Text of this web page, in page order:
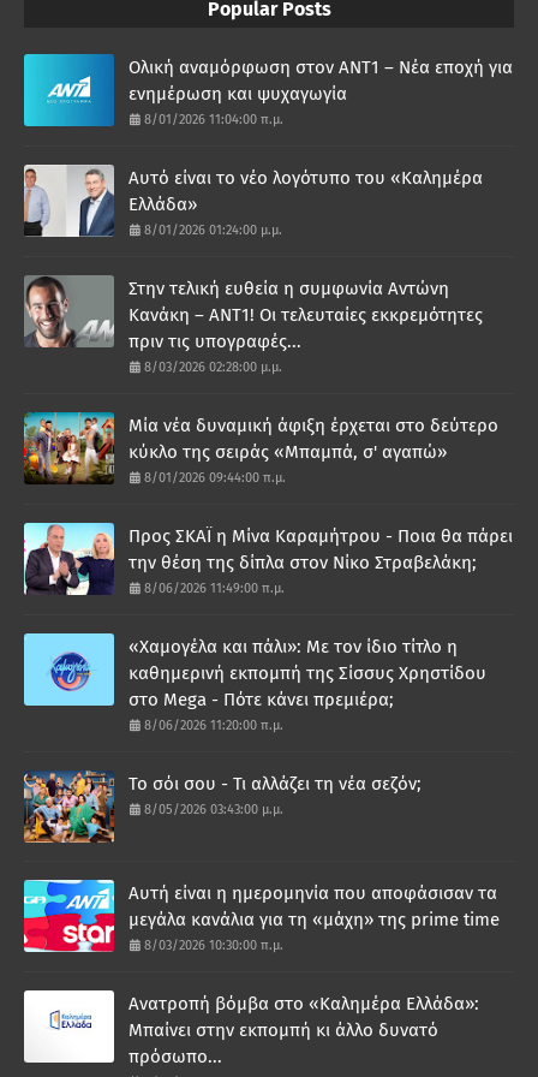
Popular Posts
Ολική αναμόρφωση στον ΑΝΤ1 – Νέα εποχή για
ενημέρωση και ψυχαγωγία
8/01/2026 11:04:00 π.μ.
Αυτό είναι το νέο λογότυπο του «Καλημέρα
Ελλάδα»
8/01/2026 01:24:00 μ.μ.
Στην τελική ευθεία η συμφωνία Αντώνη
Κανάκη – ΑΝΤ1! Οι τελευταίες εκκρεμότητες
πριν τις υπογραφές...
8/03/2026 02:28:00 μ.μ.
Μία νέα δυναμική άφιξη έρχεται στο δεύτερο
κύκλο της σειράς «Μπαμπά, σ' αγαπώ»
8/01/2026 09:44:00 π.μ.
Προς ΣΚΑΪ η Μίνα Καραμήτρου - Ποια θα πάρει
την θέση της δίπλα στον Νίκο Στραβελάκη;
8/06/2026 11:49:00 π.μ.
«Χαμογέλα και πάλι»: Με τον ίδιο τίτλο η
καθημερινή εκπομπή της Σίσσυς Χρηστίδου
στο Mega - Πότε κάνει πρεμιέρα;
8/06/2026 11:20:00 π.μ.
Το σόι σου - Τι αλλάζει τη νέα σεζόν;
8/05/2026 03:43:00 μ.μ.
Αυτή είναι η ημερομηνία που αποφάσισαν τα
μεγάλα κανάλια για τη «μάχη» της prime time
8/03/2026 10:30:00 π.μ.
Ανατροπή βόμβα στο «Καλημέρα Ελλάδα»:
Μπαίνει στην εκπομπή κι άλλο δυνατό
πρόσωπο...